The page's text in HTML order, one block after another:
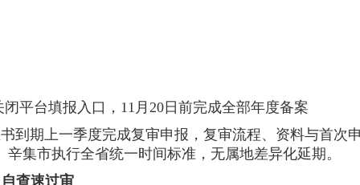
平台填报入口，11月20日前完成全部年度备案
到期上一季度完成复审申报，复审流程、资料与首次
集市执行全省统一时间标准，无属地差异化延期。
查速过审